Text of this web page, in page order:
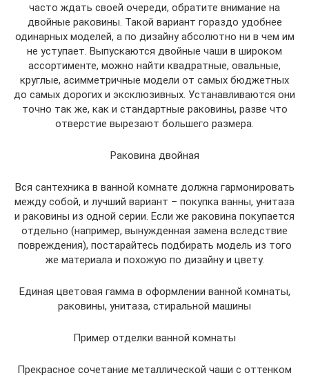
часто ждать своей очереди, обратите внимание на
двойные раковины. Такой вариант гораздо удобнее
одинарных моделей, а по дизайну абсолютно ни в чем им
не уступает. Выпускаются двойные чаши в широком
ассортименте, можно найти квадратные, овальные,
круглые, асимметричные модели от самых бюджетных
до самых дорогих и эксклюзивных. Устанавливаются они
точно так же, как и стандартные раковины, разве что
отверстие вырезают большего размера.
Раковина двойная
Вся сантехника в ванной комнате должна гармонировать
между собой, и лучший вариант – покупка ванны, унитаза
и раковины из одной серии. Если же раковина покупается
отдельно (например, вынужденная замена вследствие
повреждения), постарайтесь подбирать модель из того
же материала и похожую по дизайну и цвету.
Единая цветовая гамма в оформлении ванной комнаты,
раковины, унитаза, стиральной машины
Пример отделки ванной комнаты
Прекрасное сочетание металлической чаши с оттенком